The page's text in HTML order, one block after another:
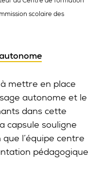
scolaire des
mettre en place
autonome et le
dans cette
capsule souligne
l’équipe centre
pédagogique